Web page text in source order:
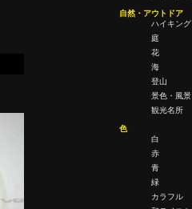
自然・アウトドア
ハイキング
庭
花
海
登山
景色・風景
観光名所
色
白
赤
青
緑
カラフル